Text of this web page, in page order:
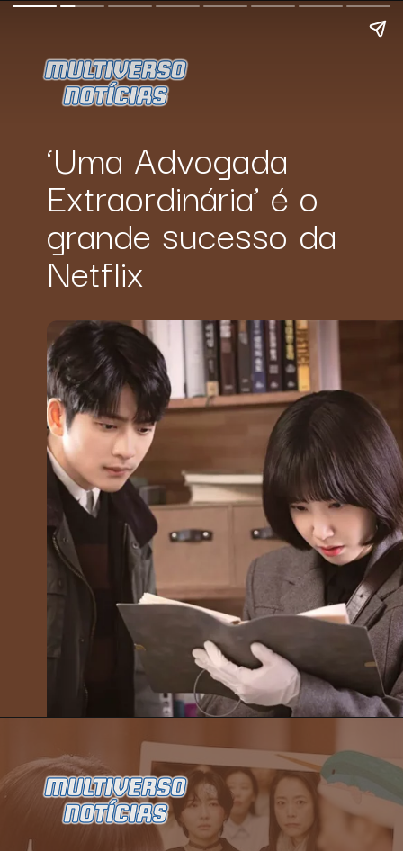
‘Uma Advogada
Extraordinária’ é o
grande sucesso da
Netflix